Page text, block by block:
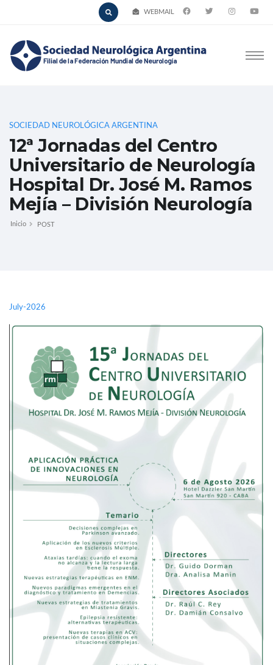
WEBMAIL
SOCIEDAD NEUROLÓGICA ARGENTINA
12ª Jornadas del Centro
Universitario de Neurología
Hospital Dr. José M. Ramos
Mejía – División Neurología
Inicio POST
July-2026